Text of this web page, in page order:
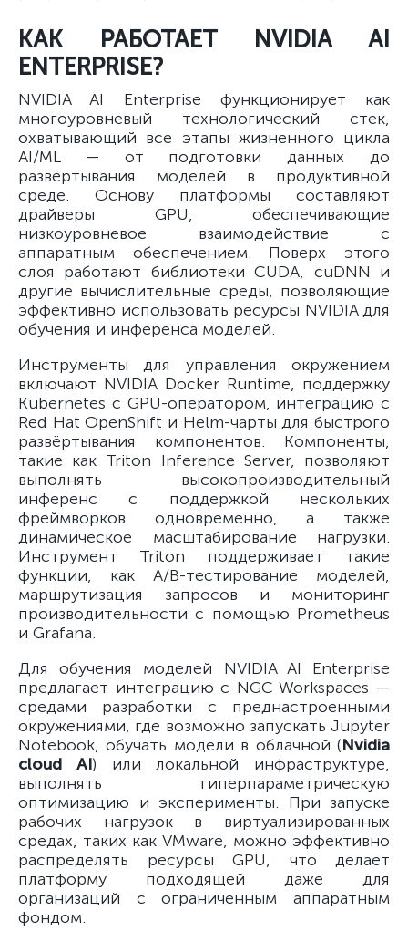
КАК РАБОТАЕТ NVIDIA AI
ENTERPRISE?
NVIDIA AI Enterprise функционирует как
многоуровневый технологический стек,
охватывающий все этапы жизненного цикла
AI/ML — от подготовки данных до
развёртывания моделей в продуктивной
среде. Основу платформы составляют
драйверы GPU, обеспечивающие
низкоуровневое взаимодействие с
аппаратным обеспечением. Поверх этого
слоя работают библиотеки CUDA, cuDNN и
другие вычислительные среды, позволяющие
эффективно использовать ресурсы NVIDIA для
обучения и инференса моделей.
Инструменты для управления окружением
включают NVIDIA Docker Runtime, поддержку
Kubernetes с GPU-оператором, интеграцию с
Red Hat OpenShift и Helm-чарты для быстрого
развёртывания компонентов. Компоненты,
такие как Triton Inference Server, позволяют
выполнять высокопроизводительный
инференс с поддержкой нескольких
фреймворков одновременно, а также
динамическое масштабирование нагрузки.
Инструмент Triton поддерживает такие
функции, как A/B-тестирование моделей,
маршрутизация запросов и мониторинг
производительности с помощью Prometheus
и Grafana.
Для обучения моделей NVIDIA AI Enterprise
предлагает интеграцию с NGC Workspaces —
средами разработки с преднастроенными
окружениями, где возможно запускать Jupyter
Notebook, обучать модели в облачной (Nvidia
cloud AI) или локальной инфраструктуре,
выполнять гиперпараметрическую
оптимизацию и эксперименты. При запуске
рабочих нагрузок в виртуализированных
средах, таких как VMware, можно эффективно
распределять ресурсы GPU, что делает
платформу подходящей даже для
организаций с ограниченным аппаратным
фондом.